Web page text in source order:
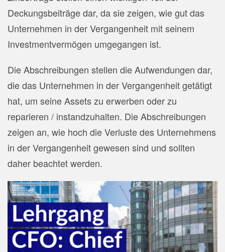
Deckungsbeiträge dar, da sie zeigen, wie gut das
Unternehmen in der Vergangenheit mit seinem
Investmentvermögen umgegangen ist.
Die Abschreibungen stellen die Aufwendungen dar,
die das Unternehmen in der Vergangenheit getätigt
hat, um seine Assets zu erwerben oder zu
reparieren / instandzuhalten. Die Abschreibungen
zeigen an, wie hoch die Verluste des Unternehmens
in der Vergangenheit gewesen sind und sollten
daher beachtet werden.